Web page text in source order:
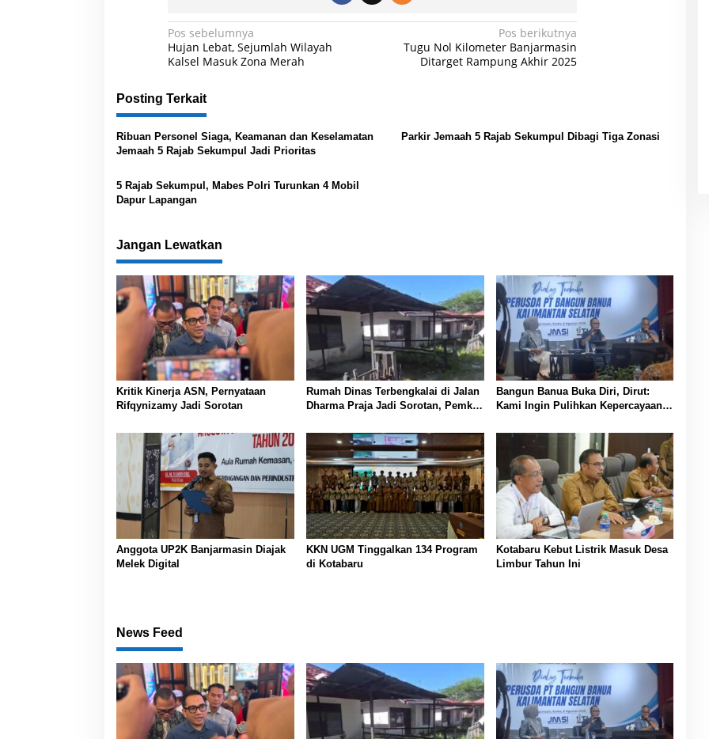
N
a
i
a
i
o
s
Pos sebelumnya
Hujan Lebat, Sejumlah Wilayah
Kalsel Masuk Zona Merah
Pos berikutnya
Tugu Nol Kilometer Banjarmasin
Ditarget Rampung Akhir 2025
Posting Terkait
Ribuan Personel Siaga, Keamanan dan Keselamatan
Jemaah 5 Rajab Sekumpul Jadi Prioritas
Parkir Jemaah 5 Rajab Sekumpul Dibagi Tiga Zonasi
5 Rajab Sekumpul, Mabes Polri Turunkan 4 Mobil
Dapur Lapangan
Jangan Lewatkan
Kritik Kinerja ASN, Pernyataan
Rifqynizamy Jadi Sorotan
Rumah Dinas Terbengkalai di Jalan
Dharma Praja Jadi Sorotan, Pemko
Koordinasi Pemanfaatan Aset
Bangun Banua Buka Diri, Dirut:
Kami Ingin Pulihkan Kepercayaan
Anggota UP2K Banjarmasin Diajak
Melek Digital
KKN UGM Tinggalkan 134 Program
di Kotabaru
Kotabaru Kebut Listrik Masuk Desa
Limbur Tahun Ini
News Feed